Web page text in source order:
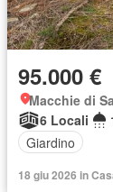
95.000 €
Macchie di
6 Locali
Giardino
18 giu 2026 in